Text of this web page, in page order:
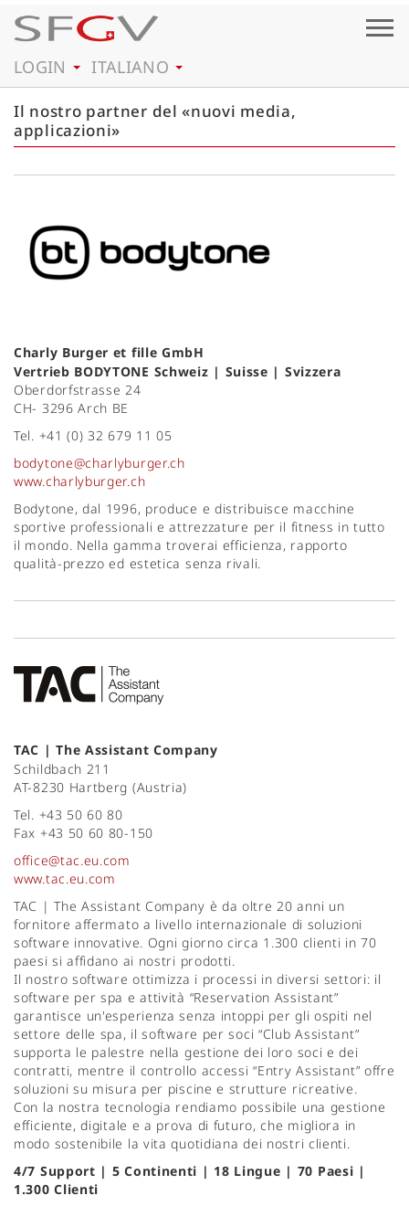
LOGIN ITALIANO
Il nostro partner del «nuovi media,
applicazioni»
Charly Burger et fille GmbH
Vertrieb BODYTONE Schweiz | Suisse | Svizzera
Oberdorfstrasse 24
CH- 3296 Arch BE
Tel. +41 (0) 32 679 11 05
bodytone@charlyburger.ch
www.charlyburger.ch
Bodytone, dal 1996, produce e distribuisce macchine
sportive professionali e attrezzature per il fitness in tutto
il mondo. Nella gamma troverai efficienza, rapporto
qualità-prezzo ed estetica senza rivali.
TAC | The Assistant Company
Schildbach 211
AT-8230 Hartberg (Austria)
Tel. +43 50 60 80
Fax +43 50 60 80-150
office@tac.eu.com
www.tac.eu.com
TAC | The Assistant Company è da oltre 20 anni un
fornitore affermato a livello internazionale di soluzioni
software innovative. Ogni giorno circa 1.300 clienti in 70
paesi si affidano ai nostri prodotti.
Il nostro software ottimizza i processi in diversi settori: il
software per spa e attività “Reservation Assistant”
garantisce un'esperienza senza intoppi per gli ospiti nel
settore delle spa, il software per soci “Club Assistant”
supporta le palestre nella gestione dei loro soci e dei
contratti, mentre il controllo accessi “Entry Assistant” offre
soluzioni su misura per piscine e strutture ricreative.
Con la nostra tecnologia rendiamo possibile una gestione
efficiente, digitale e a prova di futuro, che migliora in
modo sostenibile la vita quotidiana dei nostri clienti.
4/7 Support | 5 Continenti | 18 Lingue | 70 Paesi |
1.300 Clienti